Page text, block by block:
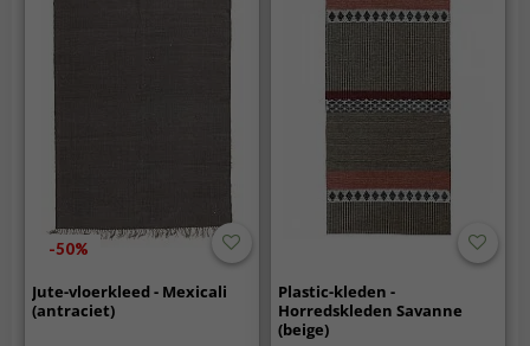
-50%
Jute-vloerkleed - Mexicali
(antraciet)
Plastic-kleden -
Horredskleden Savanne
(beige)